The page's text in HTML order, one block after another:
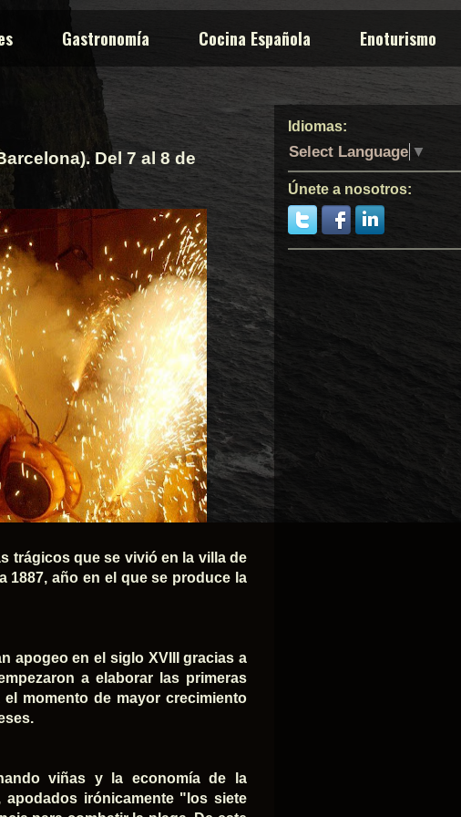
Gastronomía Cocina Española Enoturismo
Del 7 al 8 de
trágicos que se vivió en la villa de
1887, año en el que se produce la
apogeo en el siglo XVIII gracias a
a elaborar las primeras
momento de mayor crecimiento
viñas y la economía de la
irónicamente "los siete
Idiomas:
Select Language ▼
Únete a nosotros: